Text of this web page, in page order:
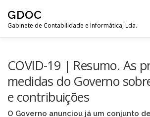
para
conteúdo
GDOC
Gabinete de Contabilidade e Informática, Lda.
LIGAÇÕES ÚTEIS
COVID-19 | Resumo. As
medidas do Governo
e contribuições
O Governo anunciou já um conjunto